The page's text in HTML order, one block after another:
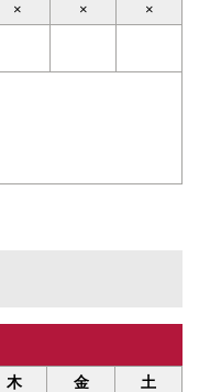
× × ×
木 金 土